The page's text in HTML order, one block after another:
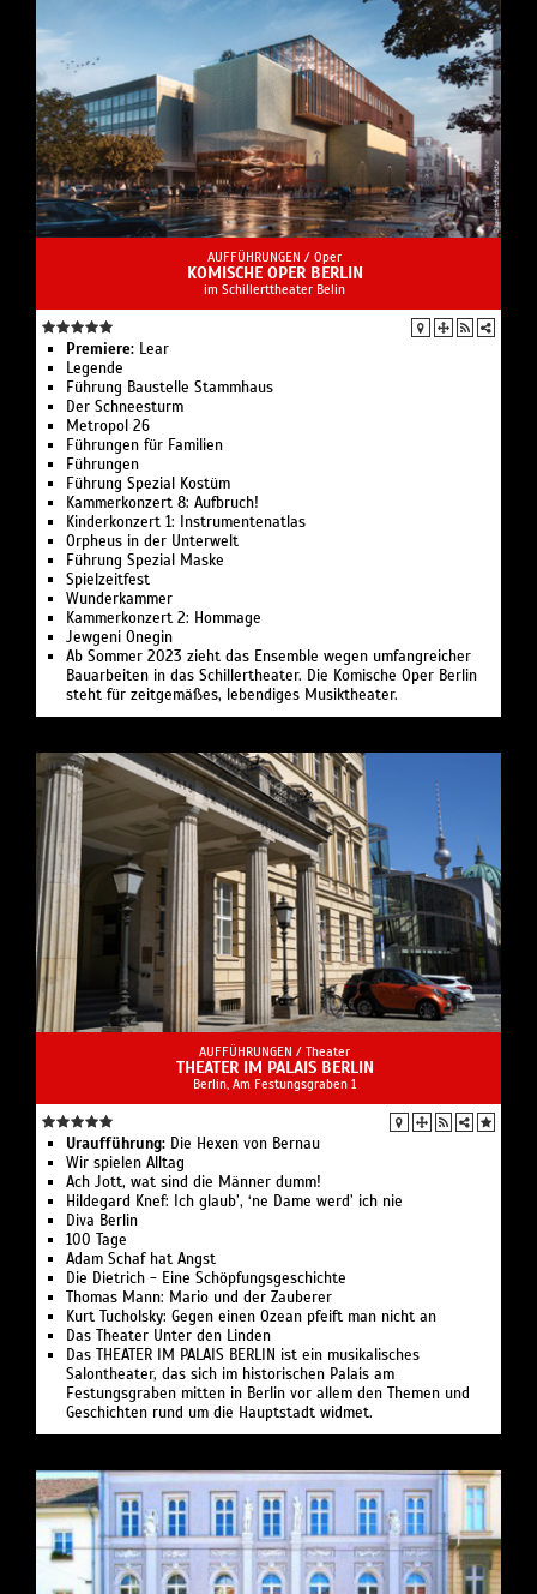
AUFFÜHRUNGEN / Oper
KOMISCHE OPER BERLIN
im Schillerttheater Belin
Premiere: Lear
Legende
Führung Bau­stelle Stamm­haus
Der Schnee­sturm
Metropol 26
Führungen für Familien
Führungen
Führung Spezial Kostüm
Kammerkonzert 8: Aufbruch!
Kinderkonzert 1: Instru­men­ten­atlas
Or­pheus in der Un­ter­welt
Führung Spezial Maske
Spielzeit­fest
Wunder­kammer
Kammerkonzert 2: Hommage
Jewgeni Onegin
Ab Sommer 2023 zieht das Ensemble wegen umfangreicher
Bauarbeiten in das Schillertheater. Die Komische Oper Berlin
steht für zeitgemäßes, lebendiges Musiktheater.
AUFFÜHRUNGEN / Theater
THEATER IM PALAIS BERLIN
Berlin, Am Festungsgraben 1
Uraufführung: Die Hexen von Bernau
Wir spielen Alltag
Ach Jott, wat sind die Männer dumm!
Hildegard Knef: Ich glaub’, ‘ne Dame werd’ ich nie
Diva Berlin
100 Tage
Adam Schaf hat Angst
Die Dietrich - Eine Schöpfungsgeschichte
Thomas Mann: Mario und der Zauberer
Kurt Tucholsky: Gegen einen Ozean pfeift man nicht an
Das Theater Unter den Linden
Das THEATER IM PALAIS BERLIN ist ein musikalisches
Salontheater, das sich im historischen Palais am
Festungsgraben mitten in Berlin vor allem den Themen und
Geschichten rund um die Hauptstadt widmet.